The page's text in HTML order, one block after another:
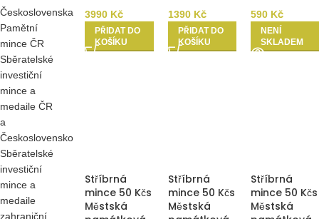
Československa
Pamětní
mince ČR
Sběratelské
investiční
mince a
medaile ČR
a
Československo
Sběratelské
investiční
mince a
medaile
zahraniční
Bratislava19
86 Proof
3990 Kč
PŘIDAT DO
KOŠÍKU
Bratislava19
86 Proof
1390 Kč
PŘIDAT DO
KOŠÍKU
Český
Krumlov 1986
b.k.
590 Kč
NENÍ
SKLADEM
Stříbrná
mince 50 Kčs
Městská
Stříbrná
mince 50 Kčs
Městská
Stříbrná
mince 50 Kčs
Městská